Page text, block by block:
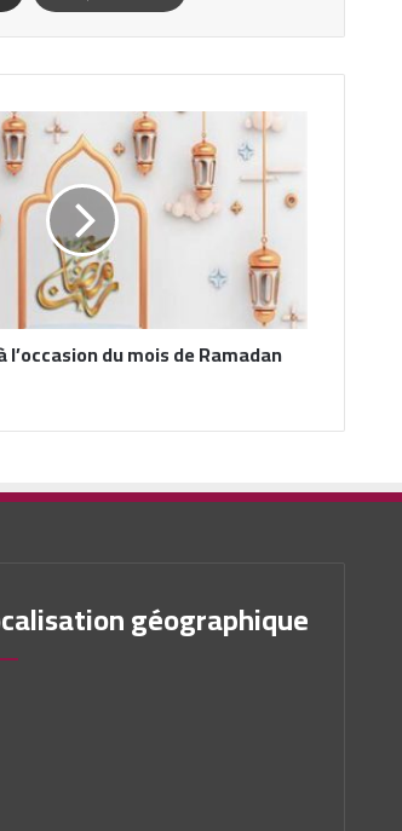
du mois de Ramadan
géographique